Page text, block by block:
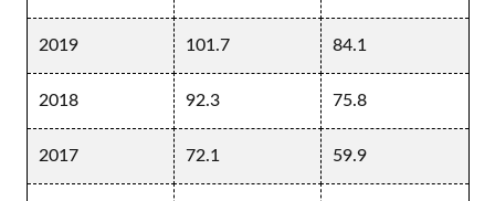
2019 101.7 84.1
2018 92.3 75.8
2017 72.1 59.9